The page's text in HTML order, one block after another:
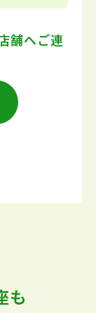
舗へご連
も